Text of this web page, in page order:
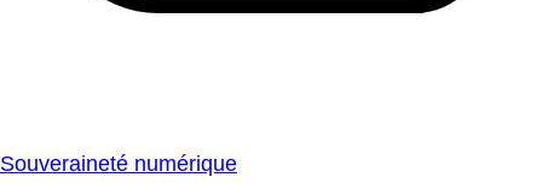
Souveraineté numérique